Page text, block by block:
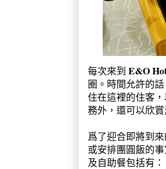
每次來到 E&O
圈。時間允許的
住在這裡的住客
務外，還可以欣
爲了迎合即將到
或安排團圓飯的
及自助餐包括有：